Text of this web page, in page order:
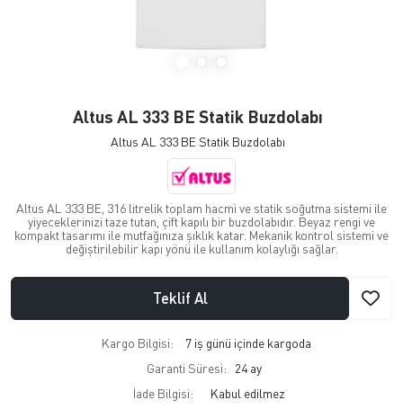
Altus AL 333 BE Statik Buzdolabı
Altus AL 333 BE Statik Buzdolabı
Altus AL 333 BE, 316 litrelik toplam hacmi ve statik soğutma sistemi ile
yiyeceklerinizi taze tutan, çift kapılı bir buzdolabıdır. Beyaz rengi ve
kompakt tasarımı ile mutfağınıza şıklık katar. Mekanik kontrol sistemi ve
değiştirilebilir kapı yönü ile kullanım kolaylığı sağlar.
Teklif Al
Kargo Bilgisi:
7 iş günü içinde kargoda
Garanti Süresi:
24 ay
İade Bilgisi: